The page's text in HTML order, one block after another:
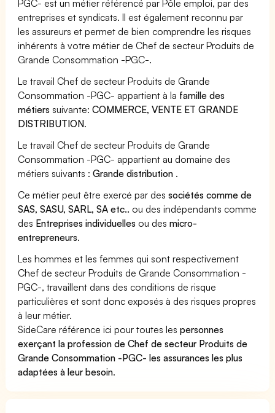
PGC- est un métier référencé par Pôle emploi, par des
entreprises et syndicats. Il est également reconnu par
les assureurs et permet de bien comprendre les risques
inhérents à votre métier de Chef de secteur Produits de
Grande Consommation -PGC-.
Le travail Chef de secteur Produits de Grande
Consommation -PGC- appartient à la famille des
métiers suivante:COMMERCE, VENTE ET GRANDE
DISTRIBUTION.
Le travail Chef de secteur Produits de Grande
Consommation -PGC- appartient au domaine des
métiers suivants :Grande distribution .
Ce métier peut être exercé par dessociétés comme de
SAS, SASU, SARL, SA etc.. ou des indépendants comme
des Entreprises individuelles ou desmicro-
entrepreneurs.
Les hommes et les femmes qui sont respectivement
Chef de secteur Produits de Grande Consommation -
PGC-, travaillent dans des conditions de risque
particulières et sont donc exposés à des risques propres
à leur métier.
SideCare référence ici pour toutes lespersonnes
exerçant la profession de Chef de secteur Produits de
Grande Consommation -PGC- les assurances les plus
adaptées à leur besoin.